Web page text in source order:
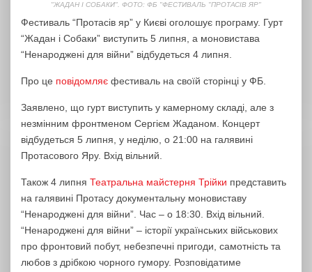
"ЖАДАН І СОБАКИ". ФОТО: ФБ "ФЕСТИВАЛЬ "ПРОТАСІВ ЯР"
Фестиваль “Протасів яр” у Києві оголошує програму. Гурт
“Жадан і Собаки” виступить 5 липня, а моновистава
“Ненароджені для війни” відбудеться 4 липня.
Про це повідомляє фестиваль на своїй сторінці у ФБ.
Заявлено, що гурт виступить у камерному складі, але з
незмінним фронтменом Сергієм Жаданом. Концерт
відбудеться 5 липня, у неділю, о 21:00 на галявині
Протасового Яру. Вхід вільний.
Також 4 липня Театральна майстерня Трійки представить
на галявині Протасу документальну моновиставу
“Ненароджені для війни”. Час – о 18:30. Вхід вільний.
“Ненароджені для війни” – історії українських військових
про фронтовий побут, небезпечні пригоди, самотність та
любов з дрібкою чорного гумору. Розповідатиме